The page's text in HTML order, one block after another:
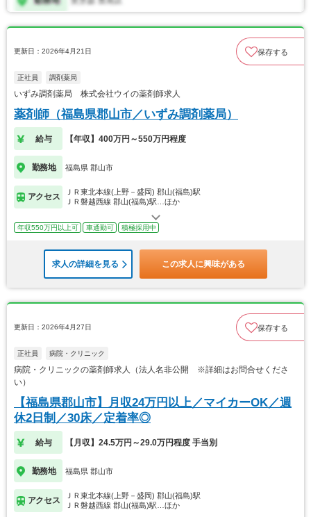
更新日：2026年4月21日 保存する
正社員 調剤薬局
いずみ調剤薬局 株式会社ウイの薬剤師求人
薬剤師（福島県郡山市／いずみ調剤薬局）
給与 【年収】400万円～550万円程度
勤務地 福島県 郡山市
アクセス
ＪＲ東北本線(上野－盛岡) 郡山(福島)駅
ＪＲ磐越西線 郡山(福島)駅…ほか
年収550万円以上可 車通勤可 積極採用中
求人の詳細を見る この求人に興味がある
更新日：2026年4月27日 保存する
正社員 病院・クリニック
病院・クリニックの薬剤師求人（法人名非公開 ※詳細はお問合せくださ
い）
【福島県郡山市】月収24万円以上／マイカーOK／週
休2日制／30床／定着率◎
給与 【月収】24.5万円～29.0万円程度 手当別
勤務地 福島県 郡山市
アクセス
ＪＲ東北本線(上野－盛岡) 郡山(福島)駅
ＪＲ磐越西線 郡山(福島)駅…ほか